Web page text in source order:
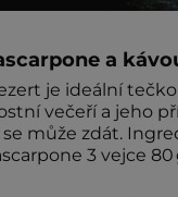
a
je ideální
večeří a jeho
může zdát.